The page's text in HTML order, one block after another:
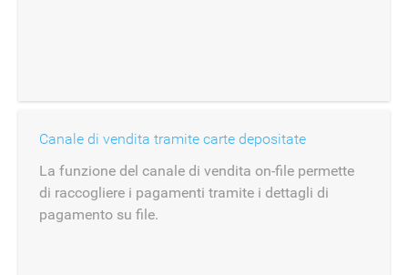
Canale di vendita tramite carte depositate
La funzione del canale di vendita on-file permette
di raccogliere i pagamenti tramite i dettagli di
pagamento su file.